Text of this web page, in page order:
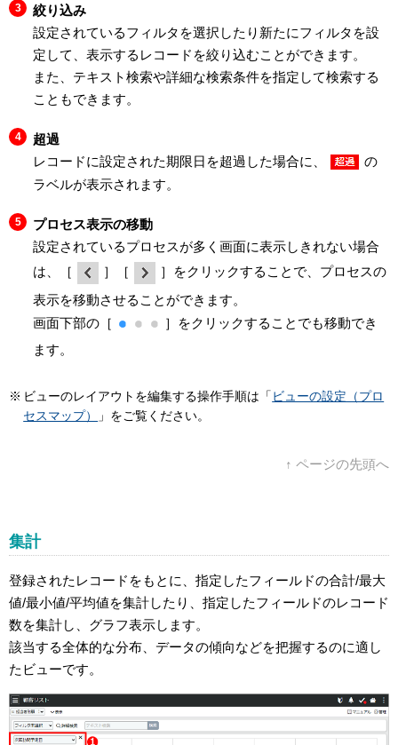
絞り込み
設定されているフィルタを選択したり新たにフィルタを設
定して、表示するレコードを絞り込むことができます。
また、テキスト検索や詳細な検索条件を指定して検索する
こともできます。
超過
レコードに設定された期限日を超過した場合に、
の
ラベルが表示されます。
プロセス表示の移動
設定されているプロセスが多く画面に表示しきれない場合
は、［
］［
］をクリックすることで、プロセスの
表示を移動させることができます。
画面下部の［
］をクリックすることでも移動でき
ます。
ビューのレイアウトを編集する操作手順は「 ビューの設定（プロ
セスマップ）
」をご覧ください。
↑ ページの先頭へ
集計
登録されたレコードをもとに、指定したフィールドの合計/最大
値/最小値/平均値を集計したり、指定したフィールドのレコード
数を集計し、グラフ表示します。
該当する全体的な分布、データの傾向などを把握するのに適し
たビューです。